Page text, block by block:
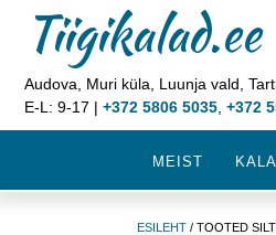
Tiigikalad.ee
Audova, Muri küla, Luunja vald,
E-L: 9-17 | +372 5806 5035 +372
MEIST
ESILEHT / TOOTED